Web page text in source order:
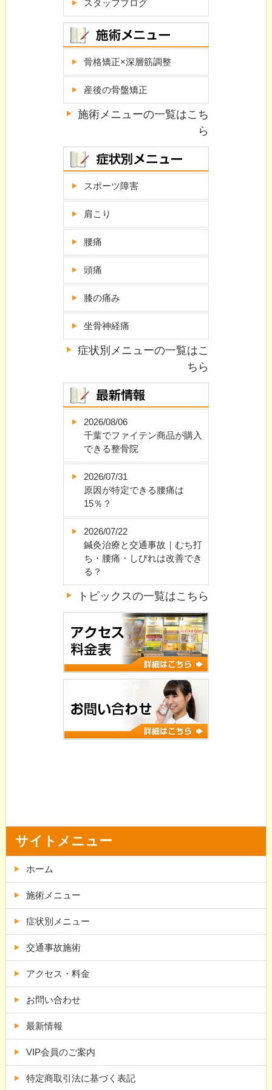
スタッフブログ
骨格矯正×深層筋調整
産後の骨盤矯正
施術メニューの一覧はこち
ら
スポーツ障害
肩こり
腰痛
頭痛
膝の痛み
坐骨神経痛
症状別メニューの一覧はこ
ちら
2026/08/06
千葉でファイテン商品が購入
できる整骨院
2026/07/31
原因が特定できる腰痛は
15％？
2026/07/22
鍼灸治療と交通事故｜むち打
ち・腰痛・しびれは改善でき
る？
トピックスの一覧はこちら
サイトメニュー
ホーム
施術メニュー
症状別メニュー
交通事故施術
アクセス・料金
お問い合わせ
最新情報
VIP会員のご案内
特定商取引法に基づく表記